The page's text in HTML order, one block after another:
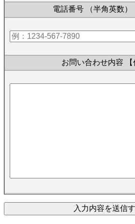
電話番号 （半角英数）
お問い合わせ内容